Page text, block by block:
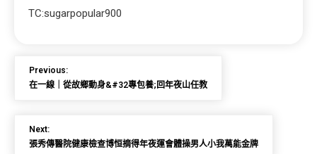
TC:sugarpopular900
Previous:
在一線｜從故鄉動身&#32專包養;回年夜山任教
Next:
張秀傳醫院健康檢查博恒摘得年夜運會體操男人小我萬能金牌